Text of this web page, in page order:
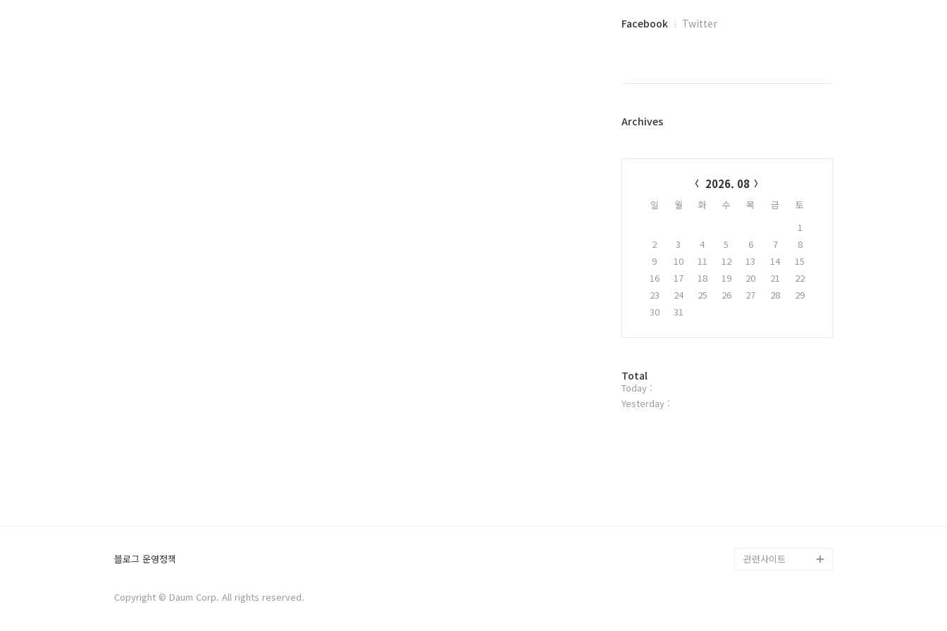
페
플
Facebook Twitter
Archives
2026. 08
일 월 화 수 목 금
토
1
2
3 4 5 6 7
8
9
10 11 12 13 14
15
16
17 18 19 20 21
22
23
24 25 26 27 28
29
30
31
방
문
자
Total
Today :
Yesterday :
블로그 운영정책
Copyright © Daum Corp. All rights reserved.
관련사이트